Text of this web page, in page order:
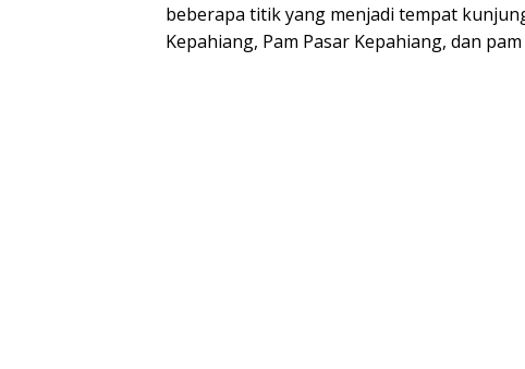
beberapa titik yang menjadi tempat
Kepahiang, Pam Pasar Kepahiang, dan